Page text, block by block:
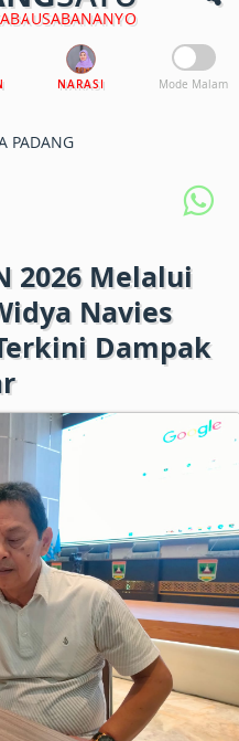
NARASI Mode Malam
PADANG
2026 Melalui
Navies
Dampak